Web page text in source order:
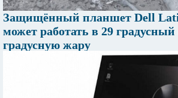
Защищённый планшет Dell
может работать в 29
градусную жару